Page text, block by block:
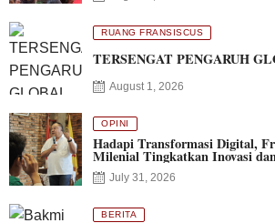
RUANG FRANSISCUS
TERSENGAT PENGARUH
August 1, 2026
OPINI
Hadapi Transformasi Digital,
Milenial Tingkatkan Inovasi
July 31, 2026
BERITA